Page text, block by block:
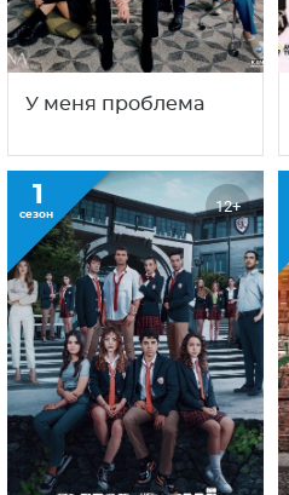
У меня проблема
1
сезон 12+